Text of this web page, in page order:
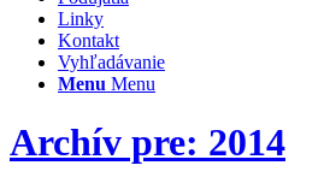
Linky
Kontakt
Vyhľadávanie
Menu Menu
Archív pre: 2014